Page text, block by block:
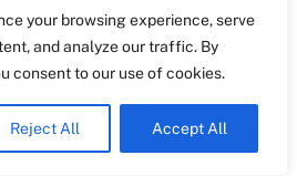
your browsing experience, serve
and analyze our traffic. By
consent to our use of cookies.
Reject All Accept All
Projekt
ICCAT w sprawie
Planu Zarządzania
we Wschodnim
Śródziemnym oraz
na celu zapewnienie, że
English
Croatian
Dutch